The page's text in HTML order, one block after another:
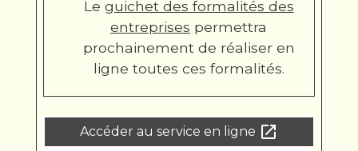
Le guichet des formalités des
entreprises permettra
prochainement de réaliser en
ligne toutes ces formalités.
Accéder au service en ligne open_in_new